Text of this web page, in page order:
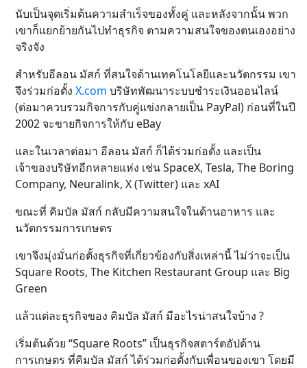
นับเป็นจุดเริ่มต้นความสำเร็จของทั้งคู่ และหลังจากนั้น พวก
เขาก็แยกย้ายกันไปทำธุรกิจ ตามความสนใจของตนเองอย่าง
จริงจัง
สำหรับอีลอน มัสก์ ที่สนใจด้านเทคโนโลยีและนวัตกรรม เขา
จึงร่วมก่อตั้ง X.com บริษัทพัฒนาระบบชำระเงินออนไลน์
(ต่อมาควบรวมกิจการกับคู่แข่งกลายเป็น PayPal) ก่อนที่ในปี
2002 จะขายกิจการให้กับ eBay
และในเวลาต่อมา อีลอน มัสก์ ก็ได้ร่วมก่อตั้ง และเป็น
เจ้าของบริษัทอีกหลายแห่ง เช่น SpaceX, Tesla, The Boring
Company, Neuralink, X (Twitter) และ xAI
ขณะที่ คิมบัล มัสก์ กลับมีความสนใจในด้านอาหาร และ
นวัตกรรมการเกษตร
เขาจึงมุ่งมั่นก่อตั้งธุรกิจที่เกี่ยวข้องกับสิ่งเหล่านี้ ไม่ว่าจะเป็น
Square Roots, The Kitchen Restaurant Group และ Big
Green
แล้วแต่ละธุรกิจของ คิมบัล มัสก์ มีอะไรน่าสนใจบ้าง ?
เริ่มต้นด้วย “Square Roots” เป็นธุรกิจสตาร์ตอัปด้าน
การเกษตร ที่คิมบัล มัสก์ ได้ร่วมก่อตั้งกับเพื่อนของเขา โดยมี